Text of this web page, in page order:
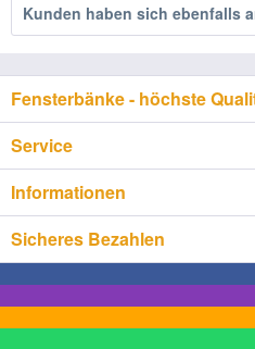
Kunden haben sich ebenfalls
Fensterbänke - höchste
Service
Informationen
Sicheres Bezahlen